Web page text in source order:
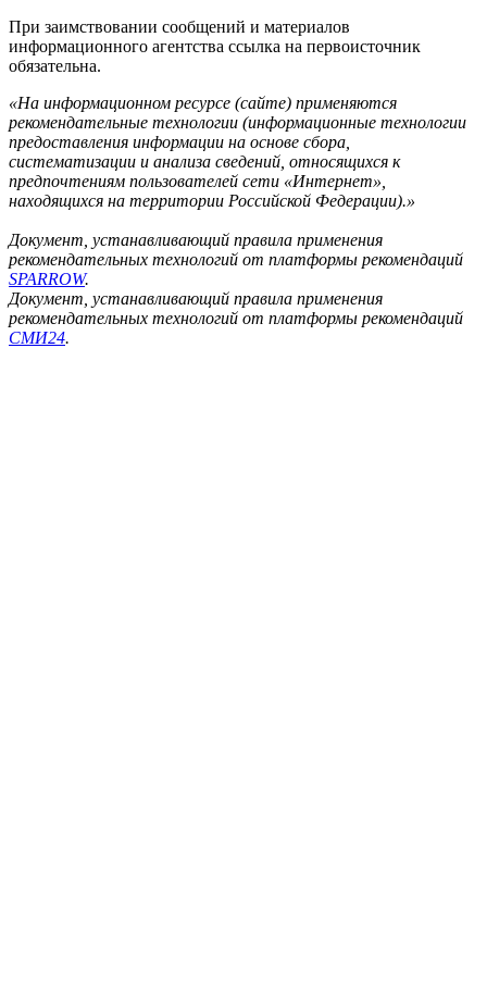
При заимствовании сообщений и материалов
информационного агентства ссылка на первоисточник
обязательна.
«На информационном ресурсе (сайте) применяются
рекомендательные технологии (информационные технологии
предоставления информации на основе сбора,
систематизации и анализа сведений, относящихся к
предпочтениям пользователей сети «Интернет»,
находящихся на территории Российской Федерации).»
Документ, устанавливающий правила применения
рекомендательных технологий от платформы рекомендаций
SPARROW.
Документ, устанавливающий правила применения
рекомендательных технологий от платформы рекомендаций
СМИ24.